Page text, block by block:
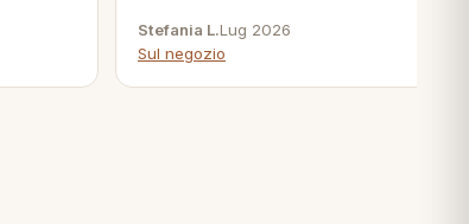
Stefania L.Lug 2026
Sul negozio